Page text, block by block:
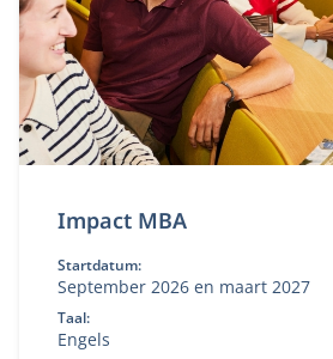
Impact MBA
Startdatum:
September 2026 en maart 2027
Taal:
Engels